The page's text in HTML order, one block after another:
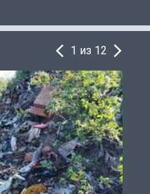
1 из 12